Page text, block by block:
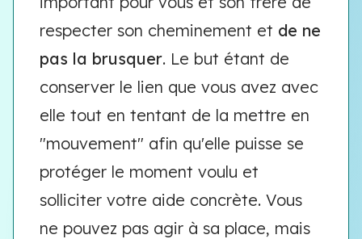
respecter son cheminement et de ne
pas la brusquer. Le but étant de
conserver le lien que vous avez avec
elle tout en tentant de la mettre en
"mouvement" afin qu'elle puisse se
protéger le moment voulu et
solliciter votre aide concrète. Vous
ne pouvez pas agir à sa place, mais